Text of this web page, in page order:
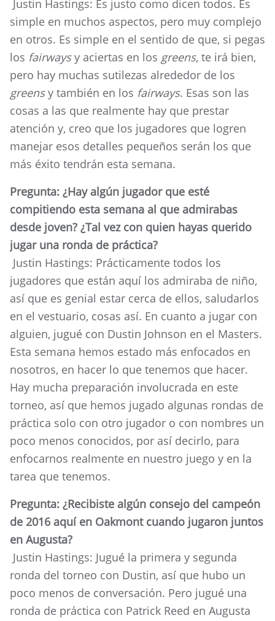
Justin Hastings: Es justo como dicen todos. Es
simple en muchos aspectos, pero muy complejo
en otros. Es simple en el sentido de que, si pegas
los fairwaysy aciertas en los greens, te irá bien,
pero hay muchas sutilezas alrededor de los
greensy también en los fairways. Esas son las
cosas a las que realmente hay que prestar
atención y, creo que los jugadores que logren
manejar esos detalles pequeños serán los que
más éxito tendrán esta semana.
Pregunta: ¿Hay algún jugador que esté
compitiendo esta semana al que admirabas
desde joven? ¿Tal vez con quien hayas querido
jugar una ronda de práctica?
Justin Hastings: Prácticamente todos los
jugadores que están aquí los admiraba de niño,
así que es genial estar cerca de ellos, saludarlos
en el vestuario, cosas así. En cuanto a jugar con
alguien, jugué con Dustin Johnson en el Masters.
Esta semana hemos estado más enfocados en
nosotros, en hacer lo que tenemos que hacer.
Hay mucha preparación involucrada en este
torneo, así que hemos jugado algunas rondas de
práctica solo con otro jugador o con nombres un
poco menos conocidos, por así decirlo, para
enfocarnos realmente en nuestro juego y en la
tarea que tenemos.
Pregunta: ¿Recibiste algún consejo del campeón
de 2016 aquí en Oakmont cuando jugaron juntos
en Augusta?
Justin Hastings: Jugué la primera y segunda
ronda del torneo con Dustin, así que hubo un
poco menos de conversación. Pero jugué una
ronda de práctica con Patrick Reed en Augusta